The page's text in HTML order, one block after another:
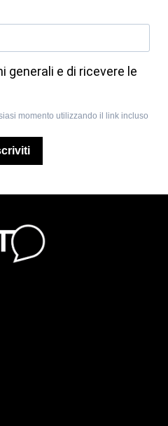
generali e di ricevere le
momento utilizzando il link incluso